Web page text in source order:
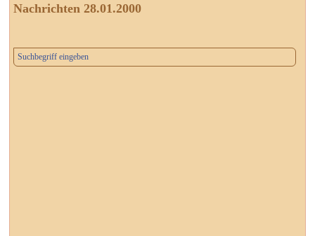
Nachrichten 28.01.2000
Suchbegriff eingeben